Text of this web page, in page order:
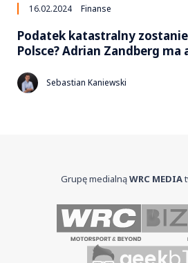
16.02.2024 Finanse
Podatek katastralny
Polsce? Adrian Zandberg
Sebastian Kaniewski
Grupę medialnąWRC MEDIA